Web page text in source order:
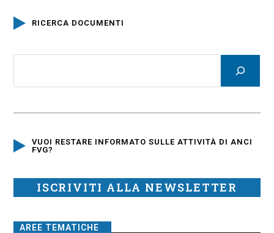
RICERCA DOCUMENTI
VUOI RESTARE INFORMATO SULLE ATTIVITÀ DI ANCI
FVG?
ISCRIVITI ALLA NEWSLETTER
AREE TEMATICHE